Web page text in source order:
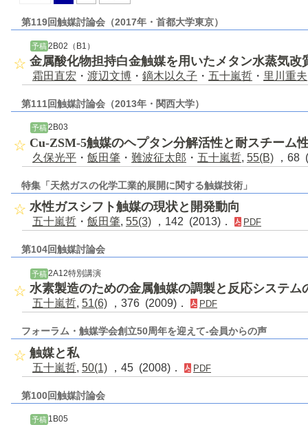
第119回触媒討論会（2017年・首都大学東京）
予稿 2B02（B1）
金属酸化物担持白金触媒を用いたメタン水蒸気改
霜田直宏 ・ 渡辺文博 ・ 鏑木以久子 ・ 五十嵐哲 ・ 里川重夫
第111回触媒討論会（2013年・関西大学）
予稿 2B03
Cu-ZSM-5触媒のヘプタン分解活性と耐スチーム
久保光平 ・ 飯田肇 ・ 難波征太郎 ・ 五十嵐哲, 55(B) ，68
特集「天然ガスの化学工業的展開に関する触媒技術」
水性ガスシフト触媒の現状と開発動向
五十嵐哲 ・ 飯田肇, 55(3) ，142 (2013)． PDF
第104回触媒討論会
予稿2A12特別講演
水素製造のための金属触媒の調製と反応システム
五十嵐哲, 51(6) ，376 (2009)． PDF
フォーラム・触媒学会創立50周年を迎えて-会員からの声
触媒と私
五十嵐哲, 50(1) ，45 (2008)． PDF
第100回触媒討論会
予稿 1B05